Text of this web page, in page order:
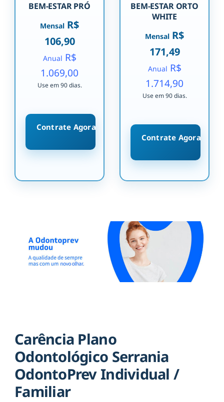
BEM-ESTAR PRÓ
Mensal R$
106,90
Anual R$
1.069,00
Use em 90 dias.
Contrate Agora
BEM-ESTAR ORTO
WHITE
Mensal R$
171,49
Anual R$
1.714,90
Use em 90 dias.
Contrate Agora
Carência Plano
Odontológico Serrania
OdontoPrev Individual /
Familiar